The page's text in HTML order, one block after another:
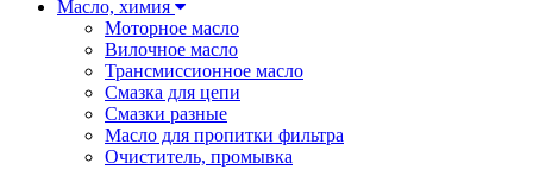
Масло, химия
Моторное масло
Вилочное масло
Трансмиссионное масло
Смазка для цепи
Смазки разные
Масло для пропитки фильтра
Очиститель, промывка